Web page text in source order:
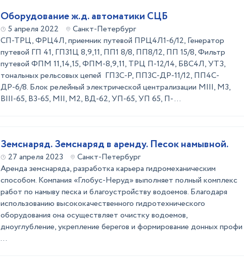
Оборудование ж.д. автоматики СЦБ
5 апреля 2022
Санкт-Петербург
СП-ТРЦ, ФРЦ4Л, приемник путевой ПРЦ4Л1-6/12, Генератор
путевой ГП 41, ГП31Ц 8,9,11, ПП1 8/8, ПП8/12, ПП 15/8, Фильтр
путевой ФПМ 11,14,15, ФПМ-8,9,11, ТРЦ П-12/14, БВС4Л, УТЗ,
тональных рельсовых цепей ГП3С-Р, ПП3С-ДР-11/12, ПП4С-
ДР-6/8. Блок релейный электрической централизации МIII, М3,
ВIII-65, В3-65, МII, М2, ВД-62, УП-65, УП 65, П- ...
Земснаряд. Земснаряд в аренду. Песок намывной.
27 апреля 2023
Санкт-Петербург
Аренда земснаряда, разработка карьера гидромеханическим
способом. Компания «Глобус-Неруд» выполняет полный комплекс
работ по намыву песка и благоустройству водоемов. Благодаря
использованию высококачественного гидротехнического
оборудования она осуществляет очистку водоемов,
дноуглубление, укрепление берегов и формирование донных профи
...